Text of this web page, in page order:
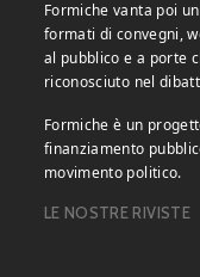
Formiche vanta poi
formati di convegni,
al pubblico e a porte
riconosciuto nel
Formiche è un
finanziamento
movimento politico.
LE NOSTRE RIVISTE